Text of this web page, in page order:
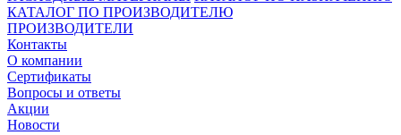
КАТАЛОГ ПО ПРОИЗВОДИТЕЛЮ
ПРОИЗВОДИТЕЛИ
Контакты
О компании
Сертификаты
Вопросы и ответы
Акции
Новости